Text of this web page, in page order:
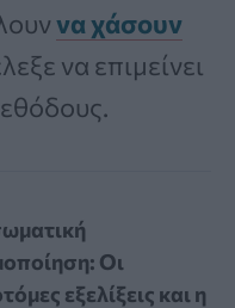
να χάσουν
να επιμείνει
Οι
εξελίξεις και η